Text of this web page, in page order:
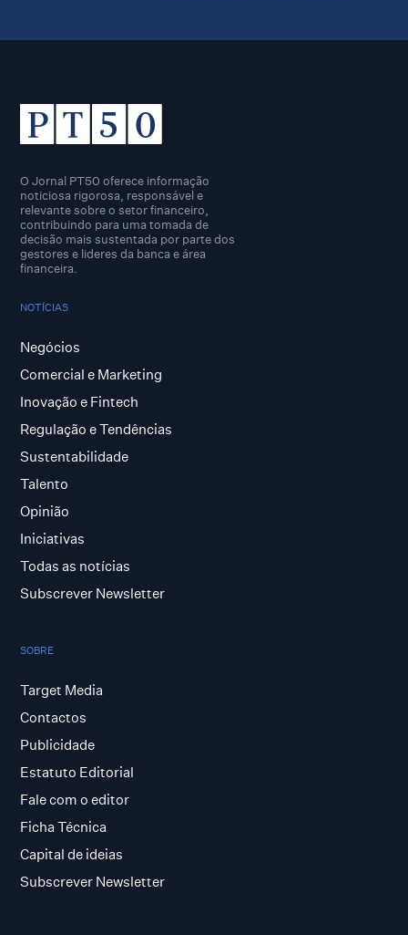
O Jornal PT50 oferece informação
noticiosa rigorosa, responsável e
relevante sobre o setor financeiro,
contribuindo para uma tomada de
decisão mais sustentada por parte dos
gestores e lideres da banca e área
financeira.
NOTÍCIAS
Negócios
Comercial e Marketing
Inovação e Fintech
Regulação e Tendências
Sustentabilidade
Talento
Opinião
Iniciativas
Todas as notícias
Subscrever Newsletter
SOBRE
Target Media
Contactos
Publicidade
Estatuto Editorial
Fale com o editor
Ficha Técnica
Capital de ideias
Subscrever Newsletter